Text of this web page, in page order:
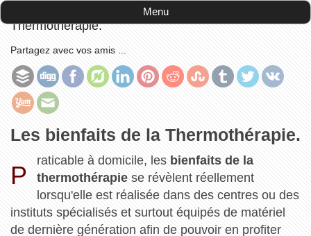
-Les bienfaits de la
Thermothérapie.
Partagez avec vos amis ...
Les bienfaits de la Thermothérapie.
P
raticable à domicile, les bienfaits de la
thermothérapie se révèlent réellement
lorsqu'elle est réalisée dans des centres ou des
instituts spécialisés et surtout équipés de matériel
de dernière génération afin de pouvoir en profiter
Menu